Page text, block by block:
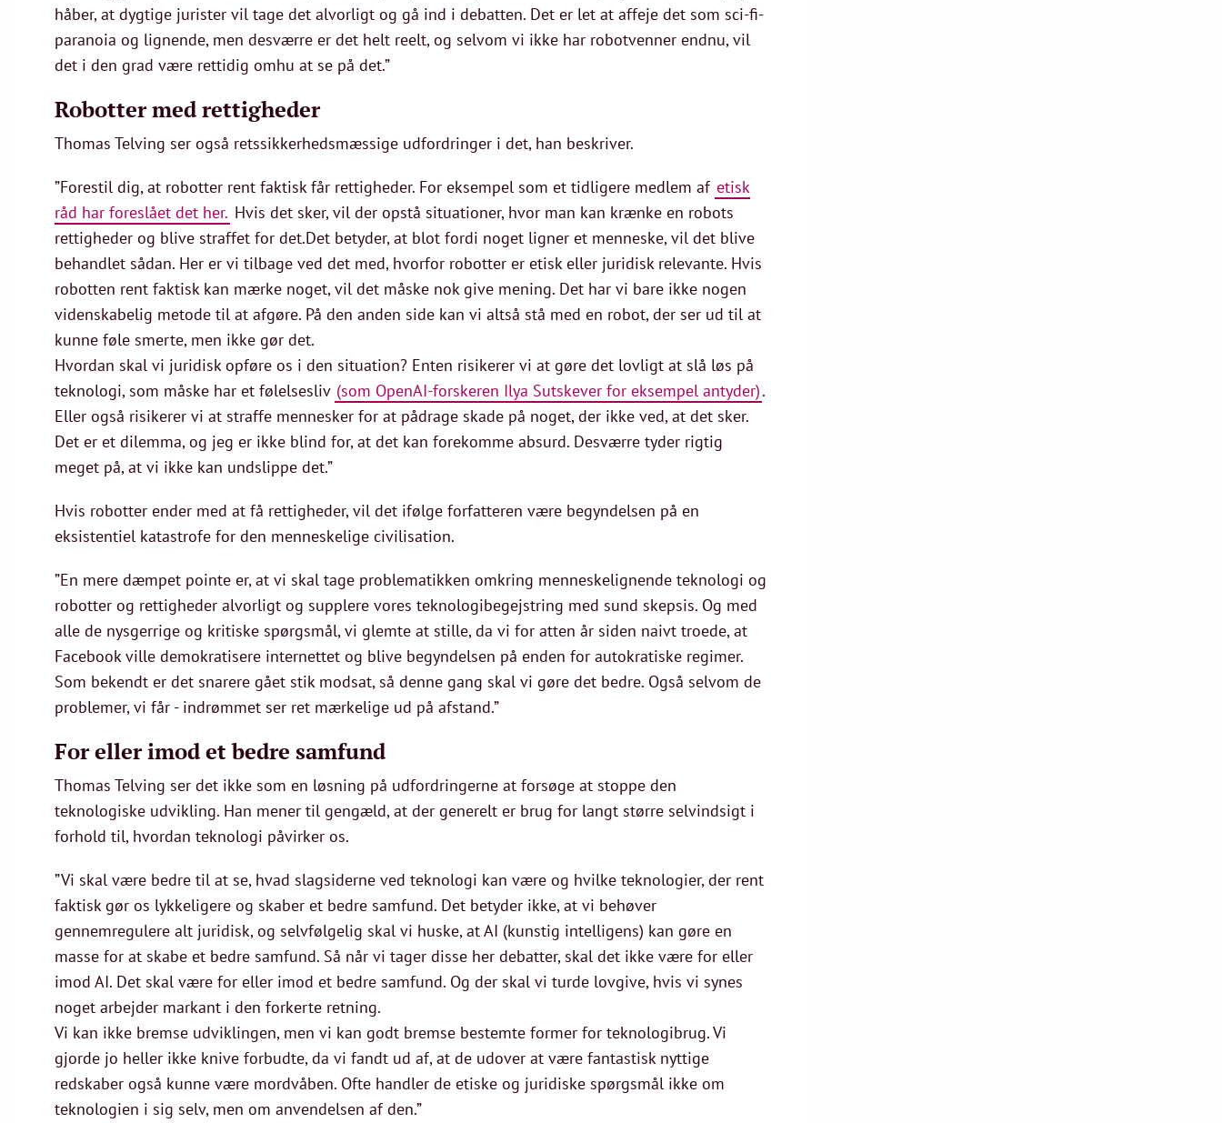
håber, at dygtige jurister vil tage det alvorligt og gå ind i debatten. Det er let at affeje det som sci-fi-
paranoia og lignende, men desværre er det helt reelt, og selvom vi ikke har robotvenner endnu, vil
det i den grad være rettidig omhu at se på det.”
Robotter med rettigheder
Thomas Telving ser også retssikkerhedsmæssige udfordringer i det, han beskriver.
”Forestil dig, at robotter rent faktisk får rettigheder. For eksempel som et tidligere medlem af etisk
råd har foreslået det her. Hvis det sker, vil der opstå situationer, hvor man kan krænke en robots
rettigheder og blive straffet for det.Det betyder, at blot fordi noget ligner et menneske, vil det blive
behandlet sådan. Her er vi tilbage ved det med, hvorfor robotter er etisk eller juridisk relevante. Hvis
robotten rent faktisk kan mærke noget, vil det måske nok give mening. Det har vi bare ikke nogen
videnskabelig metode til at afgøre. På den anden side kan vi altså stå med en robot, der ser ud til at
kunne føle smerte, men ikke gør det.
Hvordan skal vi juridisk opføre os i den situation? Enten risikerer vi at gøre det lovligt at slå løs på
teknologi, som måske har et følelsesliv (som OpenAI-forskeren Ilya Sutskever for eksempel antyder).
Eller også risikerer vi at straffe mennesker for at pådrage skade på noget, der ikke ved, at det sker.
Det er et dilemma, og jeg er ikke blind for, at det kan forekomme absurd. Desværre tyder rigtig
meget på, at vi ikke kan undslippe det.”
Hvis robotter ender med at få rettigheder, vil det ifølge forfatteren være begyndelsen på en
eksistentiel katastrofe for den menneskelige civilisation.
”En mere dæmpet pointe er, at vi skal tage problematikken omkring menneskelignende teknologi og
robotter og rettigheder alvorligt og supplere vores teknologibegejstring med sund skepsis. Og med
alle de nysgerrige og kritiske spørgsmål, vi glemte at stille, da vi for atten år siden naivt troede, at
Facebook ville demokratisere internettet og blive begyndelsen på enden for autokratiske regimer.
Som bekendt er det snarere gået stik modsat, så denne gang skal vi gøre det bedre. Også selvom de
problemer, vi får - indrømmet ser ret mærkelige ud på afstand.”
For eller imod et bedre samfund
Thomas Telving ser det ikke som en løsning på udfordringerne at forsøge at stoppe den
teknologiske udvikling. Han mener til gengæld, at der generelt er brug for langt større selvindsigt i
forhold til, hvordan teknologi påvirker os.
”Vi skal være bedre til at se, hvad slagsiderne ved teknologi kan være og hvilke teknologier, der rent
faktisk gør os lykkeligere og skaber et bedre samfund. Det betyder ikke, at vi behøver
gennemregulere alt juridisk, og selvfølgelig skal vi huske, at AI (kunstig intelligens) kan gøre en
masse for at skabe et bedre samfund. Så når vi tager disse her debatter, skal det ikke være for eller
imod AI. Det skal være for eller imod et bedre samfund. Og der skal vi turde lovgive, hvis vi synes
noget arbejder markant i den forkerte retning.
Vi kan ikke bremse udviklingen, men vi kan godt bremse bestemte former for teknologibrug. Vi
gjorde jo heller ikke knive forbudte, da vi fandt ud af, at de udover at være fantastisk nyttige
redskaber også kunne være mordvåben. Ofte handler de etiske og juridiske spørgsmål ikke om
teknologien i sig selv, men om anvendelsen af den.”